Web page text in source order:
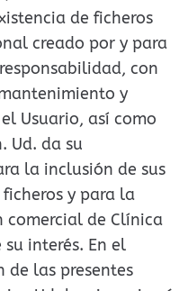
de ficheros
creado por y para
con
y
Usuario, así como
Ud. da su
la inclusión de sus
y para la
comercial de Clínica
interés. En el
de las presentes